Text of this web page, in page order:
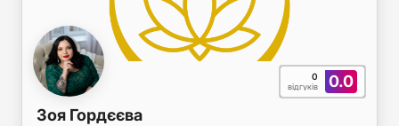
0.0
0
відгуків
Зоя Гордєєва